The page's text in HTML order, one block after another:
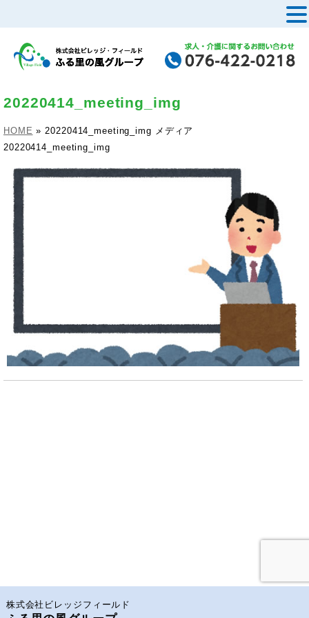
20220414_meeting_img
HOME » 20220414_meeting_img メディア
20220414_meeting_img
株式会社ビレッジフィールド